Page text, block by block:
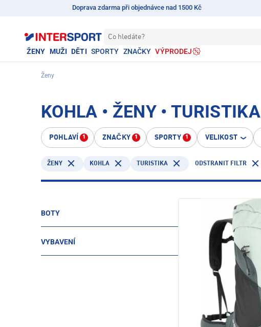
Doprava zdarma při objednávce nad 1500 Kč
Co hledáte?
ŽENY MUŽI DĚTI SPORTY ZNAČKY VÝPRODEJ
Ženy
KOHLA • ŽENY • TURISTIKA
POHLAVÍ 1 ZNAČKY 1 SPORTY 1 VELIKOST
ŽENY KOHLA TURISTIKA ODSTRANIT FILTR
BOTY
VYBAVENÍ